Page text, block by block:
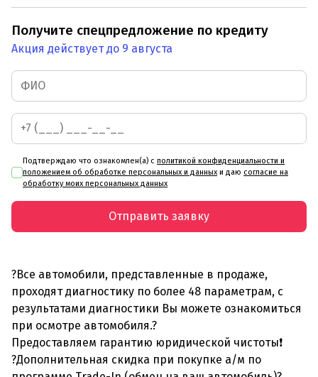
Получите спецпредложение по кредиту
Акция действует до 9 августа
Подтверждаю что ознакомлен(а) с политикой конфиденциальности и
положением об обработке персональных и данных и даю согласие на
обработку моих персональных данных
Отправить заявку
?Все автомобили, представленные в продаже,
проходят диагностику по более 48 параметрам, с
результатами диагностики Вы можете ознакомиться
при осмотре автомобиля.?
Предоставляем гарантию юридической чистоты❗
?Дополнительная скидка при покупке а/м по